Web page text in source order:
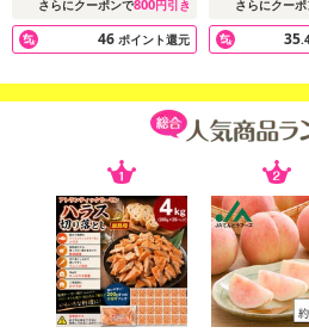
◎安心・安全・美味しい高知県産うな
自然豊かな高知県の四万十町で40年間
で養殖しているうなぎと共に育った会社
豊富できれいな地下水を使って育てた
ど良く脂がのっている『安心・安全・
産うなぎです。
水質管理や温度管理はもちろん、餌作
様に安心して食べていただける安全で
さらにクーポンで800円引き
46 ポイント還元
さらにクー
35